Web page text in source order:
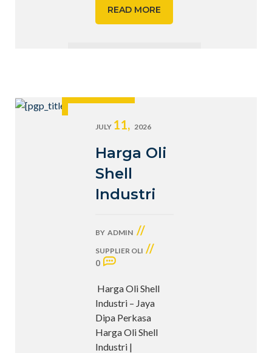
READ MORE
JULY 11, 2026
Harga Oli
Shell
Industri
BY ADMIN //
SUPPLIER OLI //
0
Harga Oli Shell
Industri – Jaya
Dipa Perkasa
Harga Oli Shell
Industri |